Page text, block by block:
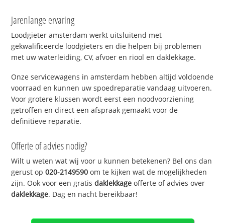
Jarenlange ervaring
Loodgieter amsterdam werkt uitsluitend met
gekwalificeerde loodgieters en die helpen bij problemen
met uw waterleiding, CV, afvoer en riool en daklekkage.
Onze servicewagens in amsterdam hebben altijd voldoende
voorraad en kunnen uw spoedreparatie vandaag uitvoeren.
Voor grotere klussen wordt eerst een noodvoorziening
getroffen en direct een afspraak gemaakt voor de
definitieve reparatie.
Offerte of advies nodig?
Wilt u weten wat wij voor u kunnen betekenen? Bel ons dan
gerust op020-2149590 om te kijken wat de mogelijkheden
zijn. Ook voor een gratisdaklekkage offerte of advies over
daklekkage. Dag en nacht bereikbaar!